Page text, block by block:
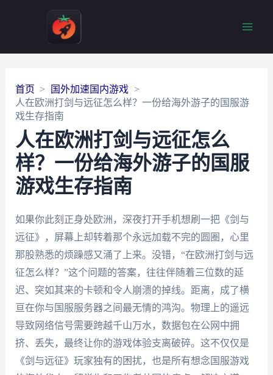
首页
国外加速国内游戏
人在欧洲打剑与远征怎么样？一份给海外游子的国服游
戏生存指南
人在欧洲打剑与远征怎么
样？一份给海外游子的国服
游戏生存指南
如果你此刻正身处欧洲，深夜打开手机想刷一把《剑与
远征》，屏幕上却转着那个永远加载不完的圆圈，心里
那股熟悉的烦躁感又涌了上来。没错，“在欧洲打剑与远
征怎么样？”这个问题的答案，往往伴随着三位数的延
迟、突如其来的卡顿和令人崩溃的掉线。距离，成了横
亘在你与国服服务器之间最无情的鸿沟。物理上的遥远
导致网络信号需要跨越千山万水，数据包在公网中拥
挤、丢失，最终让你的游戏体验支离破碎。这不仅仅是
《剑与远征》玩家独有的困扰，也是所有想念国服游戏